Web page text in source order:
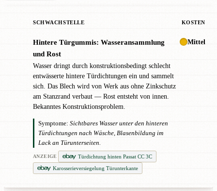
SCHWACHSTELLE KOSTEN
Hintere Türgummis: Wasseransammlung
und Rost
Wasser dringt durch konstruktionsbedingt schlecht
entwässerte hintere Türdichtungen ein und sammelt
sich. Das Blech wird von Werk aus ohne Zinkschutz
am Stanzrand verbaut — Rost entsteht von innen.
Bekanntes Konstruktionsproblem.
Symptome: Sichtbares Wasser unter den hinteren
Türdichtungen nach Wäsche, Blasenbildung im
Lack an Türunterseiten.
ANZEIGE
Türdichtung hinten Passat CC 3C
Karosserieversiegelung Türunterkante
Mittel